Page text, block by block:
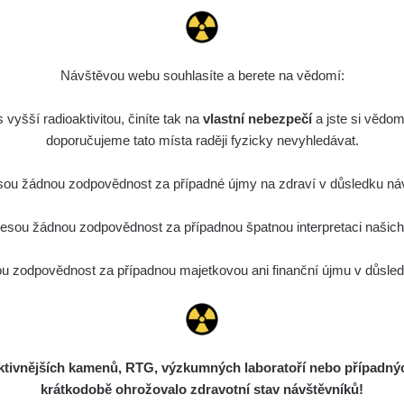
Návštěvou webu souhlasíte a berete na vědomí:
radioaktivitou, činíte tak na vlastní nebezpečía jste si
doporučujeme tato místa raději fyzicky nevyhledávat.
žádnou zodpovědnost za případné újmy na zdraví v důsledku
žádnou zodpovědnost za případnou špatnou interpretaci
zodpovědnost za případnou majetkovou ani finanční újmu v
kamenů, RTG, výzkumných laboratoří nebo
krátkodobě ohrožovalo zdravotní stav návštěvníků!